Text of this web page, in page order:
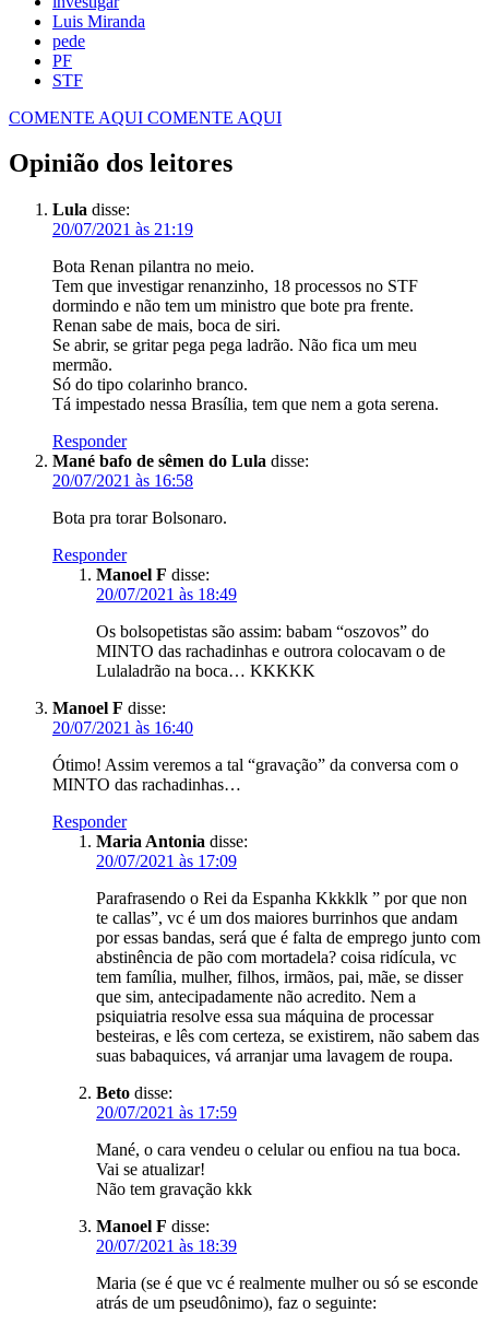
Luis Miranda
pede
PF
STF
COMENTE AQUI COMENTE AQUI
Opinião dos leitores
Lula disse:
20/07/2021 às 21:19
Bota Renan pilantra no meio.
Tem que investigar renanzinho, 18 processos no STF
dormindo e não tem um ministro que bote pra frente.
Renan sabe de mais, boca de siri.
Se abrir, se gritar pega pega ladrão. Não fica um meu
mermão.
Só do tipo colarinho branco.
Tá impestado nessa Brasília, tem que nem a gota serena.
Responder
Mané bafo de sêmen do Lula disse:
20/07/2021 às 16:58
Bota pra torar Bolsonaro.
Responder
Manoel F disse:
20/07/2021 às 18:49
Os bolsopetistas são assim: babam “oszovos” do
MINTO das rachadinhas e outrora colocavam o de
Lulaladrão na boca… KKKKK
Manoel F disse:
20/07/2021 às 16:40
Ótimo! Assim veremos a tal “gravação” da conversa com o
MINTO das rachadinhas…
Responder
Maria Antonia disse:
20/07/2021 às 17:09
Parafrasendo o Rei da Espanha Kkkklk ” por que non
te callas”, vc é um dos maiores burrinhos que andam
por essas bandas, será que é falta de emprego junto com
abstinência de pão com mortadela? coisa ridícula, vc
tem família, mulher, filhos, irmãos, pai, mãe, se disser
que sim, antecipadamente não acredito. Nem a
psiquiatria resolve essa sua máquina de processar
besteiras, e lês com certeza, se existirem, não sabem das
suas babaquices, vá arranjar uma lavagem de roupa.
Beto disse:
20/07/2021 às 17:59
Mané, o cara vendeu o celular ou enfiou na tua boca.
Vai se atualizar!
Não tem gravação kkk
Manoel F disse:
20/07/2021 às 18:39
Maria (se é que vc é realmente mulher ou só se esconde
atrás de um pseudônimo), faz o seguinte: